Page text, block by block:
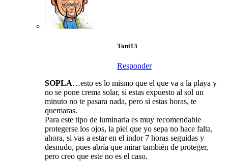
Toni13
Responder
SOPLA…esto es lo mismo que el que va a la playa y
no se pone crema solar, si estas expuesto al sol un
minuto no te pasara nada, pero si estas horas, te
quemaras.
Para este tipo de luminaria es muy recomendable
protegerse los ojos, la piel que yo sepa no hace falta,
ahora, si vas a estar en el indor 7 horas seguidas y
desnudo, pues abría que mirar también de proteger,
pero creo que este no es el caso.